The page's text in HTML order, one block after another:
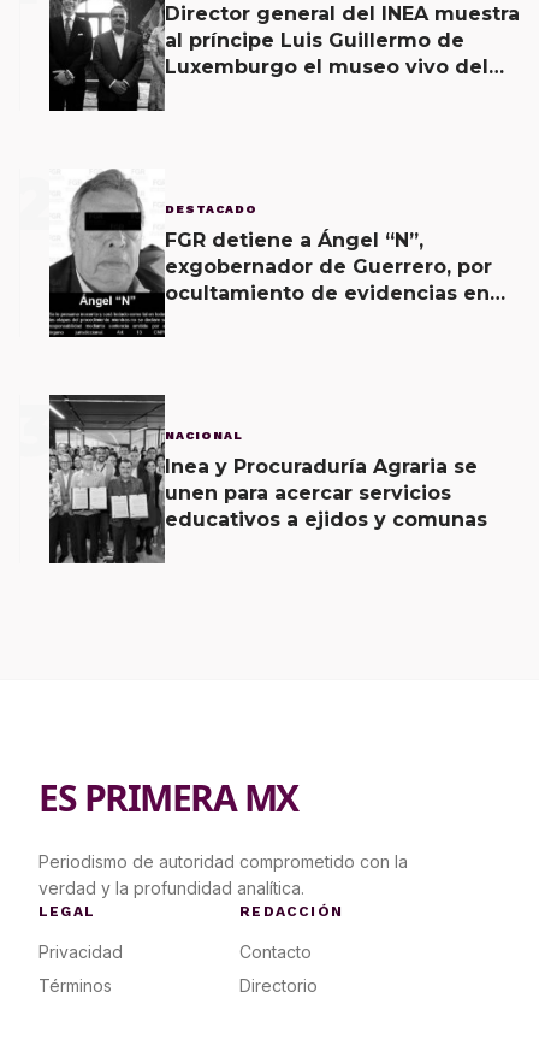
Director general del INEA muestra
al príncipe Luis Guillermo de
Luxemburgo el museo vivo del
DESTACADO
FGR detiene a Ángel “N”,
exgobernador de Guerrero, por
ocultamiento de evidencias en
3 NACIONAL
Inea y Procuraduría Agraria se
unen para acercar servicios
educativos a ejidos y comunas
ES PRIMERA MX
Periodismo de autoridad comprometido con la
verdad y la profundidad analítica.
LEGAL
Privacidad
Términos
REDACCIÓN
Contacto
Directorio